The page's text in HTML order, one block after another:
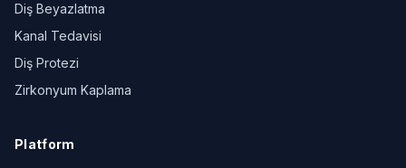
Diş Beyazlatma
Kanal Tedavisi
Diş Protezi
Zirkonyum Kaplama
Platform